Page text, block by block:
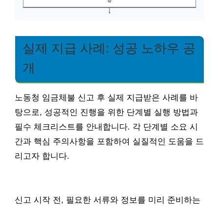
실제 지급 사례: 성공 노하우 공
개
노동청 임금체불 신고 후 실제 지급받은 사례를 바
탕으로, 성공적인 진행을 위한 단계별 실행 방법과
필수 체크리스트를 안내합니다. 각 단계별 소요 시
간과 핵심 주의사항을 포함하여 실질적인 도움을 드
리고자 합니다.
신고 시작 전, 필요한 서류와 정보를 미리 준비하는